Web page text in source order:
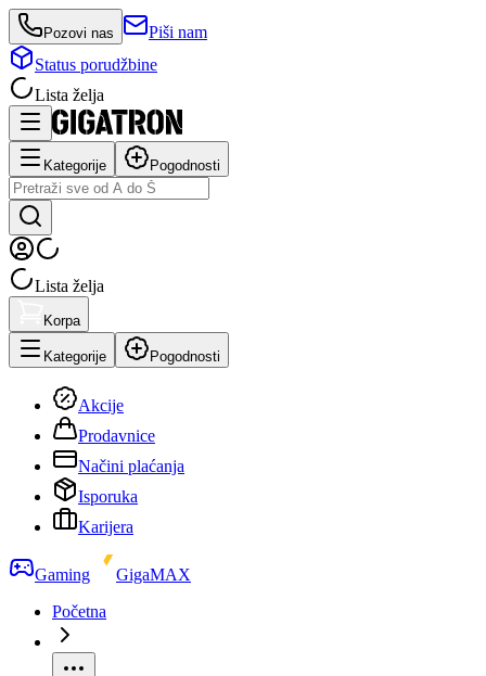
Pozovi nas
Piši nam
Status porudžbine
Lista želja
Kategorije Pogodnosti
Lista želja
Korpa
Kategorije Pogodnosti
Akcije
Prodavnice
Načini plaćanja
Isporuka
Karijera
Gaming
GigaMAX
Početna